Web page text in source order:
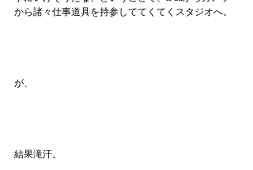
から諸々仕事道具を持参しててくてくスタジオへ。
が、
結果滝汗。